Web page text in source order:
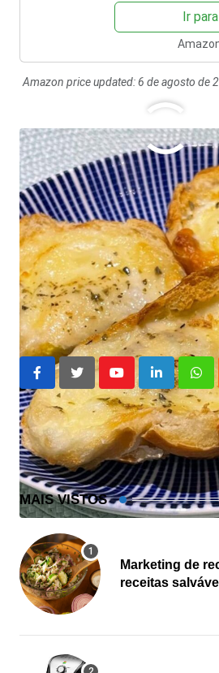
Ir
Amazon price updated:6 de agosto de
O que você
Clique nas
Média da classificação4.7/ 5.
lanche rapido pão com ovo
YoutubeLinkedIn
MAIS VISTOS
Marketing de
receitas